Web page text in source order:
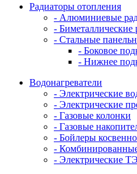
Радиаторы отопления
- Алюминиевые
- Биметаллические
- Стальные
- Боковое
- Нижнее
Водонагреватели
- Электрические
- Электрические
- Газовые колонки
- Газовые
- Бойлеры
-
- Электрические